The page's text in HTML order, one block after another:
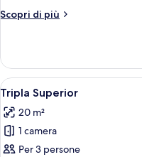
Scopri di più
Altri
Superior
Apri
tutte
le
foto
per
6
Tripla Superior
20 m²
1 camera
Per 3 persone